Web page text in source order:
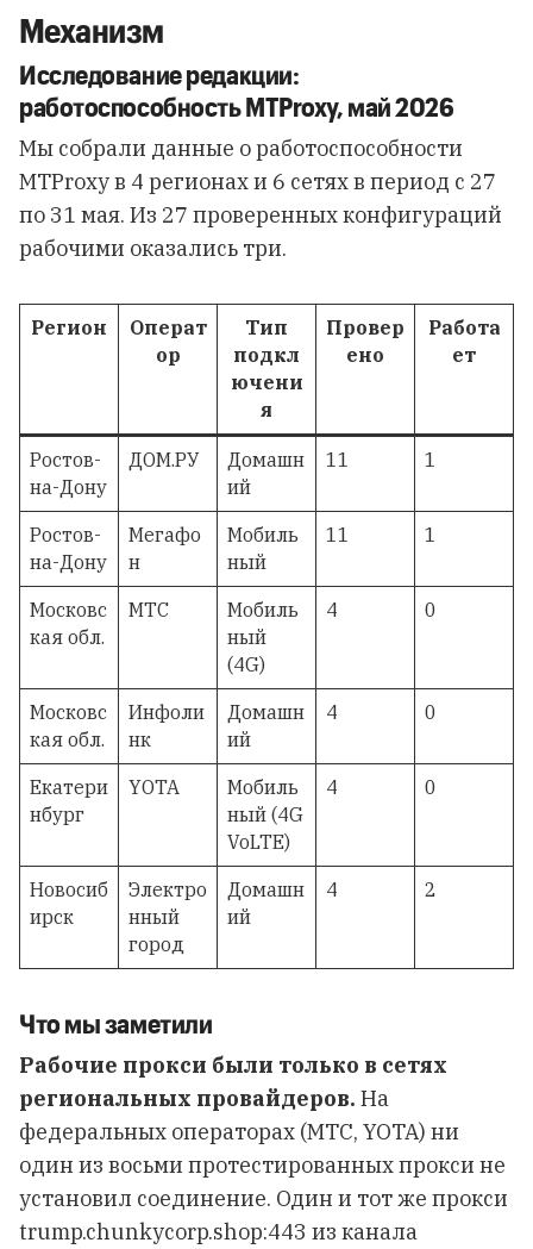
Механизм
Исследование редакции:
работоспособность MTProxy, май 2026
Мы собрали данные о работоспособности
MTProxy в 4 регионах и 6 сетях в период с 27
по 31 мая. Из 27 проверенных конфигураций
рабочими оказались три.
Регион
Операт
ор
Тип
подкл
ючени
я
Провер
ено
Работа
ет
Ростов-
на-Дону
ДОМ.РУ
Домашн
ий
11 1
Ростов-
на-Дону
Мегафо
н
Мобиль
ный
11 1
Московс
кая обл.
МТС
Мобиль
ный
(4G)
4 0
Московс
кая обл.
Инфоли
нк
Домашн
ий
4 0
Екатери
нбург
YOTA
Мобиль
ный (4G
VoLTE)
4 0
Новосиб
ирск
Электро
нный
город
Домашн
ий
4 2
Что мы заметили
Рабочие прокси были только в сетях
региональных провайдеров. На
федеральных операторах (МТС, YOTA) ни
один из восьми протестированных прокси не
установил соединение. Один и тот же прокси
trump.chunkycorp.shop:443 из канала